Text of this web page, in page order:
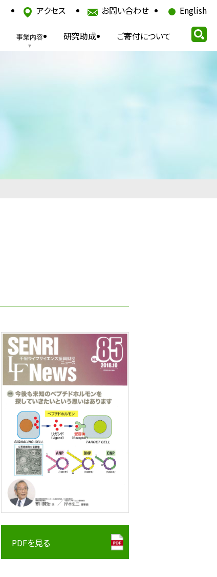
アクセス お問い合わせ English
事業内容 研究助成 ご寄付について
PDFを見る